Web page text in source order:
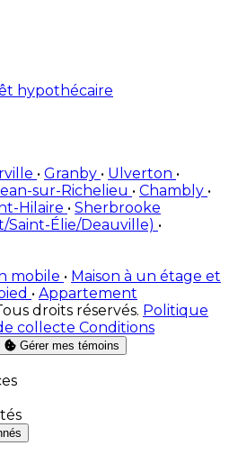
hypothécaire
• Granby • Ulverton •
sur-Richelieu • Chambly •
Hilaire • Sherbrooke
Saint-Élie/Deauville) •
mobile • Maison à un étage et
• Appartement
droits réservés. Politique
collecte Conditions
Gérer mes témoins